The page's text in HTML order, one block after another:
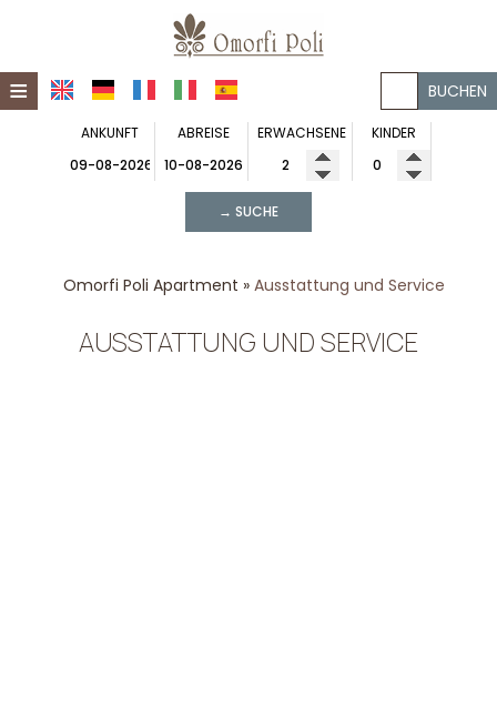
≡ BUCHEN
STARTSEITE
OMORFI POLI PENSION
Zirka Omorfi Poli Pension
Standort
Galerie
OMORFI POLI APARTMENT
Zirka Omorfi Poli Apartment
EINDRÜCKE
ANKUNFT ABREISE ERWACHSENE KINDER
→ SUCHE
Omorfi Poli Apartment » Ausstattung und Service
AUSSTATTUNG UND SERVICE